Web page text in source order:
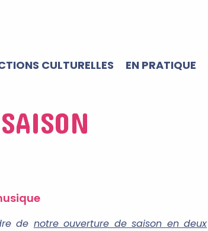
CULTURELLES EN PRATIQUE
de notre ouverture de saison en deux